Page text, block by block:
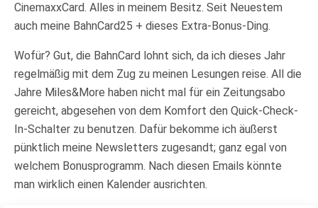
CinemaxxCard. Alles in meinem Besitz. Seit Neuestem
auch meine BahnCard25 + dieses Extra-Bonus-Ding.
Wofür? Gut, die BahnCard lohnt sich, da ich dieses Jahr
regelmäßig mit dem Zug zu meinen Lesungen reise. All die
Jahre Miles&More haben nicht mal für ein Zeitungsabo
gereicht, abgesehen von dem Komfort den Quick-Check-
In-Schalter zu benutzen. Dafür bekomme ich äußerst
pünktlich meine Newsletters zugesandt; ganz egal von
welchem Bonusprogramm. Nach diesen Emails könnte
man wirklich einen Kalender ausrichten.